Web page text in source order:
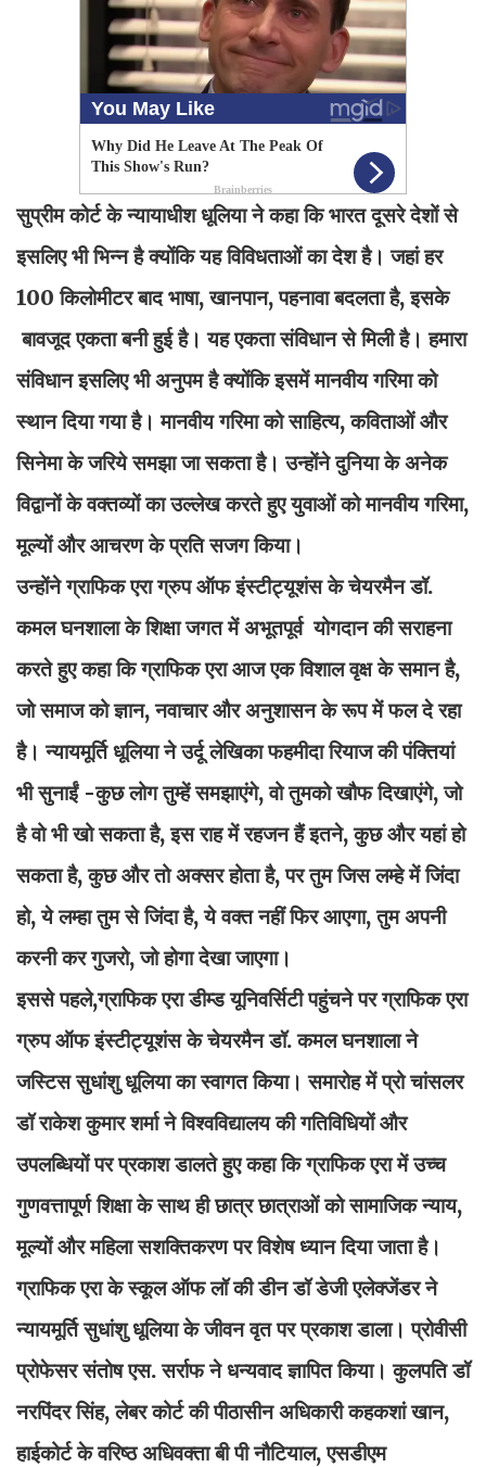
सुप्रीम कोर्ट के न्यायाधीश धूलिया ने कहा कि भारत दूसरे देशों से
इसलिए भी भिन्न है क्योंकि यह विविधताओं का देश है। जहां हर
100 किलोमीटर बाद भाषा, खानपान, पहनावा बदलता है, इसके
बावजूद एकता बनी हुई है। यह एकता संविधान से मिली है। हमारा
संविधान इसलिए भी अनुपम है क्योंकि इसमें मानवीय गरिमा को
स्थान दिया गया है। मानवीय गरिमा को साहित्य, कविताओं और
सिनेमा के जरिये समझा जा सकता है। उन्होंने दुनिया के अनेक
विद्वानों के वक्तव्यों का उल्लेख करते हुए युवाओं को मानवीय गरिमा,
मूल्यों और आचरण के प्रति सजग किया।
उन्होंने ग्राफिक एरा ग्रुप ऑफ इंस्टीट्यूशंस के चेयरमैन डॉ.
कमल घनशाला के शिक्षा जगत में अभूतपूर्व योगदान की सराहना
करते हुए कहा कि ग्राफिक एरा आज एक विशाल वृक्ष के समान है,
जो समाज को ज्ञान, नवाचार और अनुशासन के रूप में फल दे रहा
है। न्यायमूर्ति धूलिया ने उर्दू लेखिका फहमीदा रियाज की पंक्तियां
भी सुनाईं -कुछ लोग तुम्हें समझाएंगे, वो तुमको खौफ दिखाएंगे, जो
है वो भी खो सकता है, इस राह में रहजन हैं इतने, कुछ और यहां हो
सकता है, कुछ और तो अक्सर होता है, पर तुम जिस लम्हे में जिंदा
हो, ये लम्हा तुम से जिंदा है, ये वक्त नहीं फिर आएगा, तुम अपनी
करनी कर गुजरो, जो होगा देखा जाएगा।
इससे पहले,ग्राफिक एरा डीम्ड यूनिवर्सिटी पहुंचने पर ग्राफिक एरा
ग्रुप ऑफ इंस्टीट्यूशंस के चेयरमैन डॉ. कमल घनशाला ने
जस्टिस सुधांशु धूलिया का स्वागत किया। समारोह में प्रो चांसलर
डॉ राकेश कुमार शर्मा ने विश्वविद्यालय की गतिविधियों और
उपलब्धियों पर प्रकाश डालते हुए कहा कि ग्राफिक एरा में उच्च
गुणवत्तापूर्ण शिक्षा के साथ ही छात्र छात्राओं को सामाजिक न्याय,
मूल्यों और महिला सशक्तिकरण पर विशेष ध्यान दिया जाता है।
ग्राफिक एरा के स्कूल ऑफ लॉ की डीन डॉ डेजी एलेक्जेंडर ने
न्यायमूर्ति सुधांशु धूलिया के जीवन वृत पर प्रकाश डाला। प्रोवीसी
प्रोफेसर संतोष एस. सर्राफ ने धन्यवाद ज्ञापित किया। कुलपति डॉ
नरपिंदर सिंह, लेबर कोर्ट की पीठासीन अधिकारी कहकशां खान,
हाईकोर्ट के वरिष्ठ अधिवक्ता बी पी नौटियाल, एसडीएम